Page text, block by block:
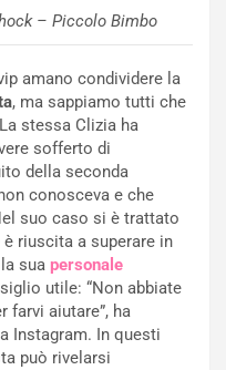
– Piccolo Bimbo
amano condividere la
, ma sappiamo tutti che
stessa Clizia ha
sofferto di
della seconda
conosceva e che
suo caso si è trattato
riuscita a superare in
sua personale
utile: “Non abbiate
farvi aiutare”, ha
Instagram. In questi
può rivelarsi